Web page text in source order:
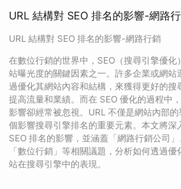
URL 結構對 SEO 排名的影響-網路
URL 結構對 SEO 排名的影響-網路行銷
在數位行銷的世界中，SEO（搜尋引擎優化
站曝光度的關鍵因素之一。許多企業或網站
過優化其網站內容和結構，來獲得更好的搜
提高流量和業績。而在 SEO 優化的過程中
影響卻經常被忽視。URL 不僅是網站內部
個影響搜尋引擎排名的重要元素。本文將深
SEO 排名的影響，並涵蓋「網路行銷公司」
「數位行銷」等相關議題，分析如何透過
站在搜尋引擎中的表現。